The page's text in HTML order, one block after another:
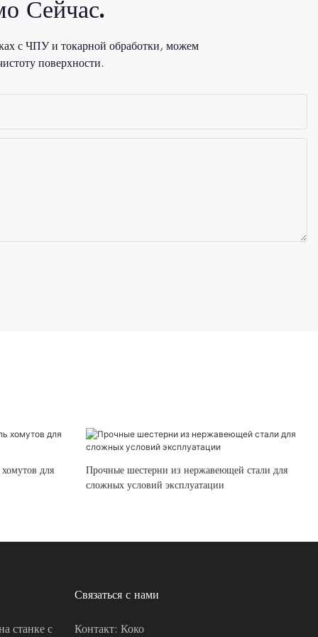
Сейчас.
с ЧПУ и токарной обработки, можем
поверхности.
для
Прочные шестерни из нержавеющей стали для
сложных условий эксплуатации
станке с
Связаться с нами
Контакт: Коко